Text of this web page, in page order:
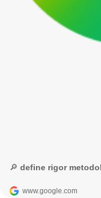
🔎 define rigor
www.google.com